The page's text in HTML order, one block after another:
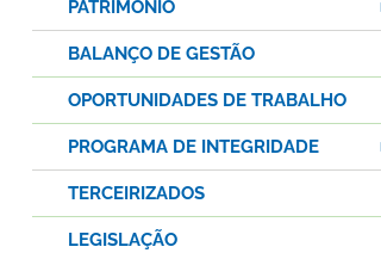
PATRIMÔNIO
BALANÇO DE GESTÃO
OPORTUNIDADES DE TRABALHO
PROGRAMA DE INTEGRIDADE
TERCEIRIZADOS
LEGISLAÇÃO